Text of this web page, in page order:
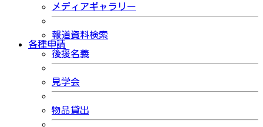
メディアギャラリー
報道資料検索
各種申請
後援名義
見学会
物品貸出